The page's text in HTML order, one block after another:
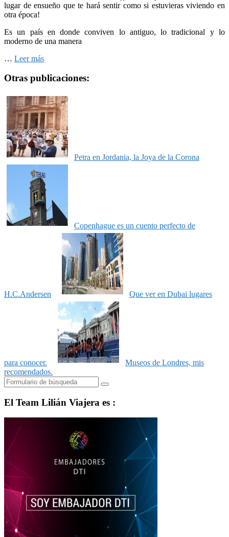
lugar de ensueño que te hará sentir como si estuvieras viviendo en
otra época!
Es un país en donde conviven lo antiguo, lo tradicional y lo
moderno de una manera
… Leer más
Otras publicaciones:
Petra en Jordania, la Joya de la Corona
Copenhague es un cuento perfecto de
H.C.Andersen Que ver en Dubai lugares
para conocer.
Museos de Londres, mis
recomendados.
Buscar
El Team Lilián Viajera es :